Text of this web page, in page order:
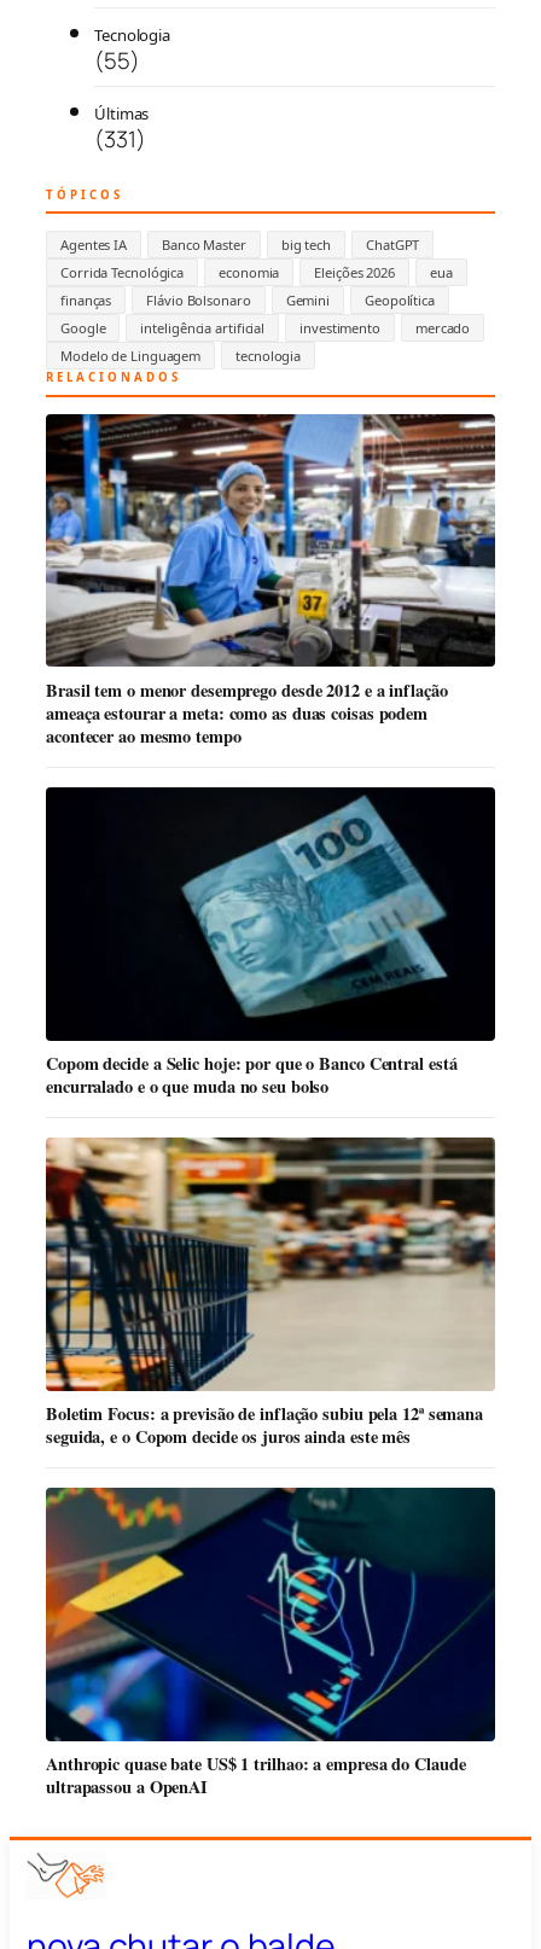
Tecnologia
(55)
Últimas
(331)
TÓPICOS
Agentes IA Banco Master big tech
ChatGPT
Corrida Tecnológica
economia Eleições 2026
eua
finanças
Flávio Bolsonaro Gemini
Geopolítica
Google
inteligência artificial investimento
mercado
Modelo de Linguagem
tecnologia
RELACIONADOS
Brasil tem o menor desemprego desde 2012 e a inflação
ameaça estourar a meta: como as duas coisas podem
acontecer ao mesmo tempo
Copom decide a Selic hoje: por que o Banco Central está
encurralado e o que muda no seu bolso
Boletim Focus: a previsão de inflação subiu pela 12ª semana
seguida, e o Copom decide os juros ainda este mês
Anthropic quase bate US$ 1 trilhao: a empresa do Claude
ultrapassou a OpenAI